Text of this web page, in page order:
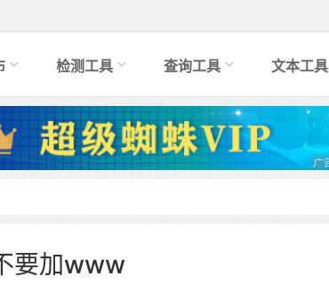
检测工具 查询工具 文本工具
要加www